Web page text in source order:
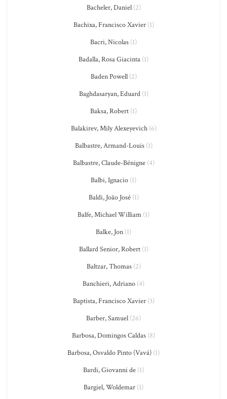
Bacheler, Daniel(2)
Bachixa, Francisco Xavier(1)
Bacri, Nicolas (1)
Badalla, Rosa Giacinta (1)
Baden Powell(2)
Baghdasaryan, Eduard(1)
Baksa, Robert (1)
Balakirev, Mily Alexeyevich(6)
Balbastre, Armand-Louis(1)
Balbastre, Claude-Bénigne(4)
Balbi, Ignacio (1)
Baldi, João José(1)
Balfe, Michael William (1)
Balke, Jon (1)
Ballard Senior, Robert(1)
Baltzar, Thomas(2)
Banchieri, Adriano (4)
Baptista, Francisco Xavier(3)
Barber, Samuel (26)
Barbosa, Domingos Caldas (8)
Barbosa, Osvaldo Pinto (Vavá) (1)
Bardi, Giovanni de (1)
Bargiel, Woldemar (1)